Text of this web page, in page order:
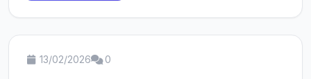
13/02/2026 0